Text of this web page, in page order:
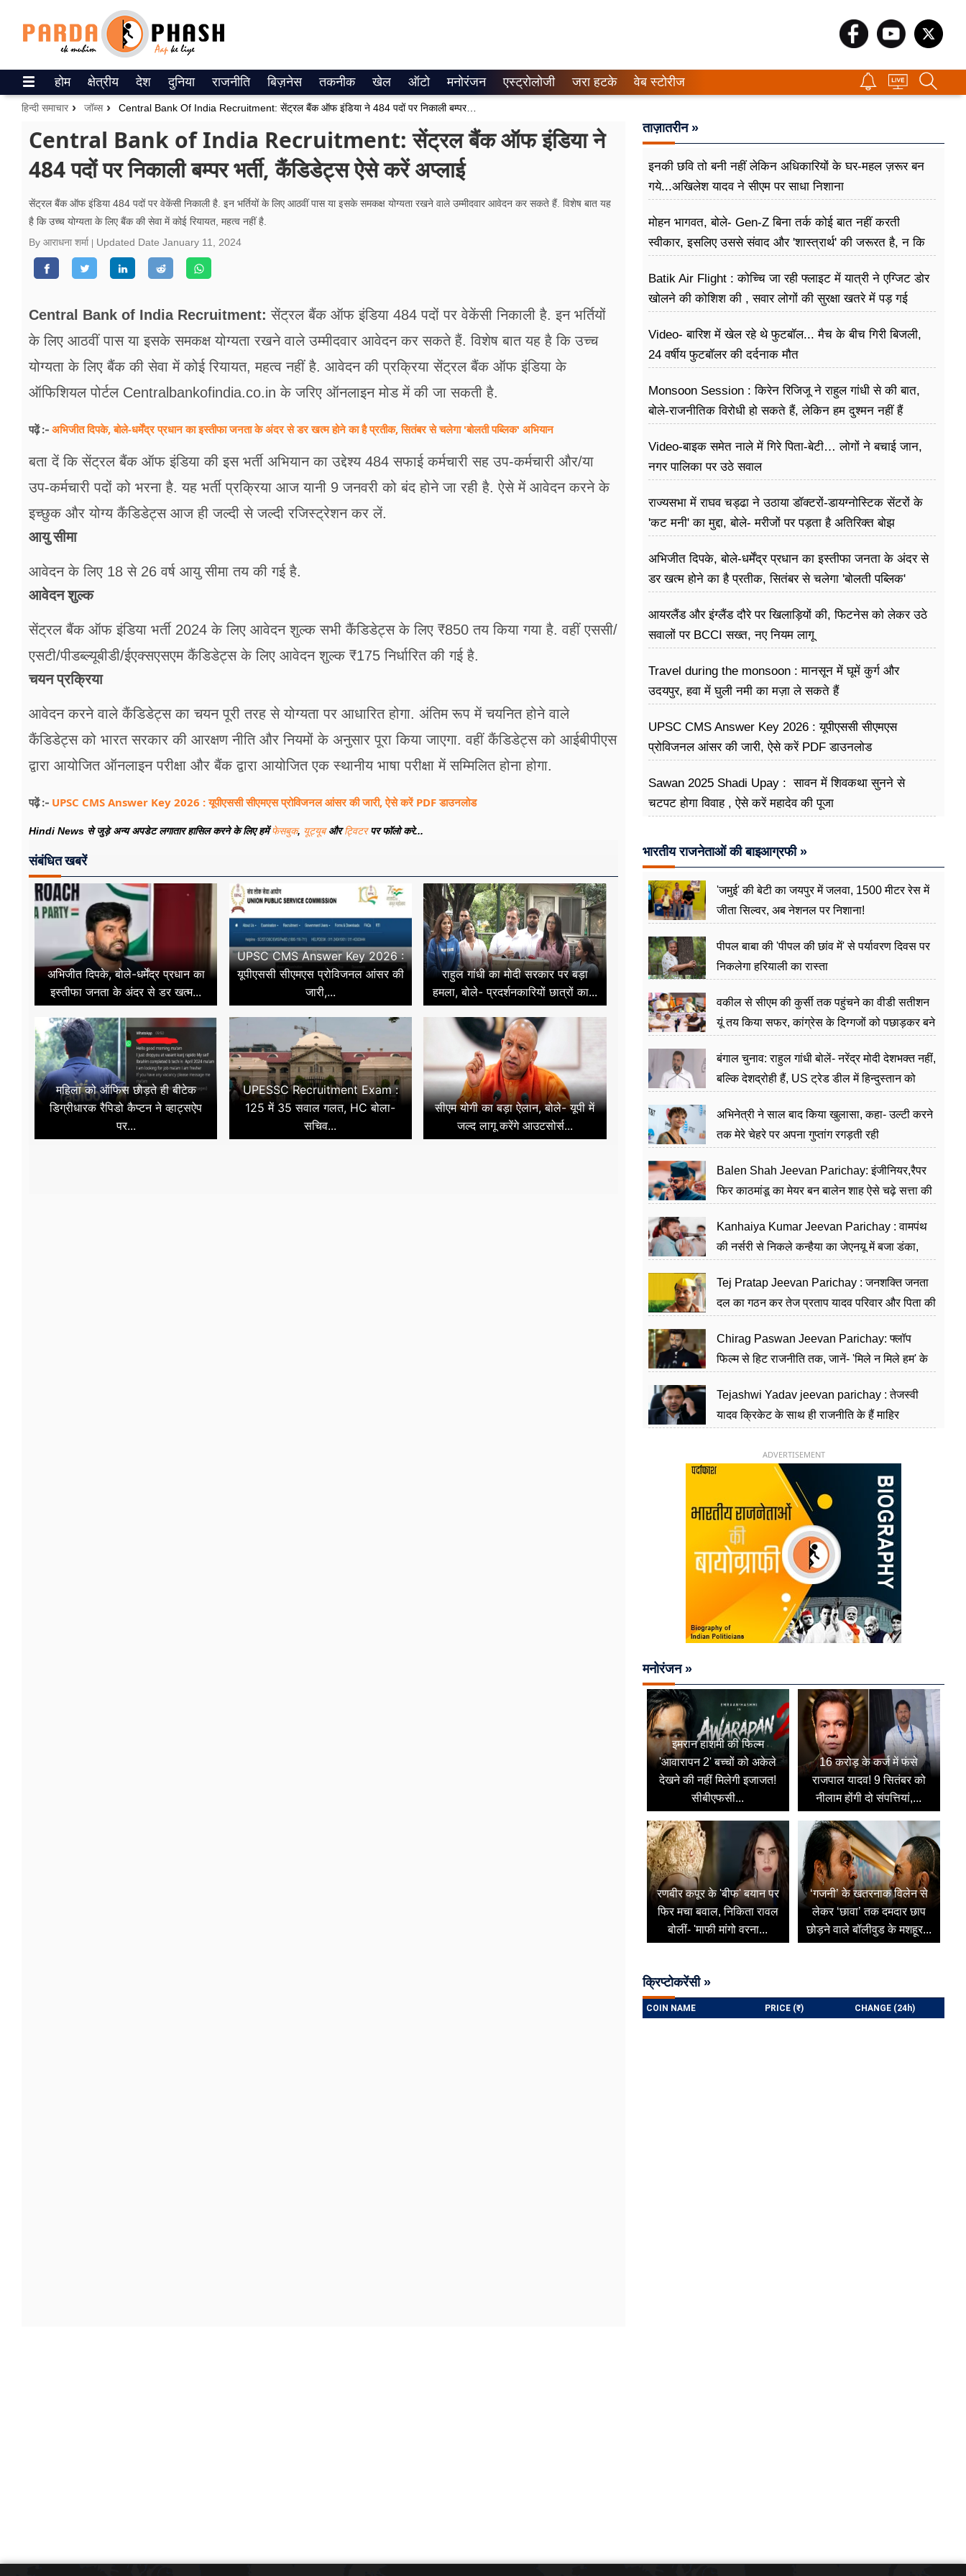
ePaper
वेब स्टोरीज
उत्तर प्रदेश
गैलरी
वीडियो
रिलेशनशिप
सेहत
ब्‍यूटी
जॉब्स
शिक्षा
अन्य खबरें
होम क्षेत्रीय देश दुनिया राजनीति बिज़नेस तकनीक खेल ऑटो मनोरंजन एस्ट्रोलोजी जरा हटके वेब स्टोरीज
हिन्दी समाचार जॉब्स Central Bank Of India Recruitment: सेंट्रल बैंक ऑफ इंडिया ने 484 पदों पर निकाली बम्पर भर्ती, कैंडिडेट्स ऐसे करें अप्लाई
Central Bank of India Recruitment: सेंट्रल बैंक ऑफ इंडिया ने
484 पदों पर निकाली बम्पर भर्ती, कैंडिडेट्स ऐसे करें अप्लाई
सेंट्रल बैंक ऑफ इंडिया 484 पदों पर वेकेंसी निकाली है. इन भर्तियों के लिए आठवीं पास या इसके समकक्ष योग्यता रखने वाले उम्मीदवार आवेदन कर सकते हैं. विशेष बात यह
है कि उच्च योग्यता के लिए बैंक की सेवा में कोई रियायत, महत्व नहीं है.
By आराधना शर्मा
Updated Date January 11, 2024
Central Bank of India Recruitment: सेंट्रल बैंक ऑफ इंडिया 484 पदों पर वेकेंसी निकाली है. इन भर्तियों
के लिए आठवीं पास या इसके समकक्ष योग्यता रखने वाले उम्मीदवार आवेदन कर सकते हैं. विशेष बात यह है कि उच्च
योग्यता के लिए बैंक की सेवा में कोई रियायत, महत्व नहीं है. आवेदन की प्रक्रिया सेंट्रल बैंक ऑफ इंडिया के
ऑफिशियल पोर्टल Centralbankofindia.co.in के जरिए ऑनलाइन मोड में की जा सकती है.
पढ़ें :- अभिजीत दिपके, बोले-धर्मेंद्र प्रधान का इस्तीफा जनता के अंदर से डर खत्म होने का है प्रतीक, सितंबर से चलेगा 'बोलती पब्लिक' अभियान
बता दें कि सेंट्रल बैंक ऑफ इंडिया की इस भर्ती अभियान का उद्देश्य 484 सफाई कर्मचारी सह उप-कर्मचारी और/या
उप-कर्मचारी पदों को भरना है. यह भर्ती प्रक्रिया आज यानी 9 जनवरी को बंद होने जा रही है. ऐसे में आवेदन करने के
इच्छुक और योग्य कैंडिडेट्स आज ही जल्दी से जल्दी रजिस्ट्रेशन कर लें.
आयु सीमा
आवेदन के लिए 18 से 26 वर्ष आयु सीमा तय की गई है.
आवेदन शुल्क
सेंट्रल बैंक ऑफ इंडिया भर्ती 2024 के लिए आवेदन शुल्क सभी कैंडिडेट्स के लिए ₹850 तय किया गया है. वहीं एससी/
एसटी/पीडब्ल्यूबीडी/ईएक्सएसएम कैंडिडेट्स के लिए आवेदन शुल्क ₹175 निर्धारित की गई है.
चयन प्रक्रिया
आवेदन करने वाले कैंडिडेट्स का चयन पूरी तरह से योग्यता पर आधारित होगा. अंतिम रूप में चयनित होने वाले
कैंडिडेट्स को भारत सरकार की आरक्षण नीति और नियमों के अनुसार पूरा किया जाएगा. वहीं कैंडिडेट्स को आईबीपीएस
द्वारा आयोजित ऑनलाइन परीक्षा और बैंक द्वारा आयोजित एक स्थानीय भाषा परीक्षा में सम्मिलित होना होगा.
पढ़ें :- UPSC CMS Answer Key 2026 : यूपीएससी सीएमएस प्रोविजनल आंसर की जारी, ऐसे करें PDF डाउनलोड
Hindi News से जुड़े अन्य अपडेट लगातार हासिल करने के लिए हमेंफेसबुक, यूट्यूबऔरट्विटरपर फॉलो करे...
संबंधित खबरें
अभिजीत दिपके, बोले-धर्मेंद्र प्रधान का
इस्तीफा जनता के अंदर से डर खत्म...
UPSC CMS Answer Key 2026 :
यूपीएससी सीएमएस प्रोविजनल आंसर की
जारी,...
राहुल गांधी का मोदी सरकार पर बड़ा
हमला, बोले- प्रदर्शनकारियों छात्रों का...
महिला को ऑफिस छोड़ते ही बीटेक
डिग्रीधारक रैपिडो कैप्टन ने व्हाट्सऐप
पर...
UPESSC Recruitment Exam :
125 में 35 सवाल गलत, HC बोला-
सचिव...
सीएम योगी का बड़ा ऐलान, बोले- यूपी में
जल्द लागू करेंगे आउटसोर्स...
ताज़ातरीन »
इनकी छवि तो बनी नहीं लेकिन अधिकारियों के घर-महल ज़रूर बन
गये...अखिलेश यादव ने सीएम पर साधा​ निशाना
मोहन भागवत, बोले- Gen-Z बिना तर्क कोई बात नहीं करती
स्वीकार, इसलिए उससे संवाद और 'शास्त्रार्थ' की जरूरत है, न कि
Batik Air Flight : कोच्चि जा रही फ्लाइट में यात्री ने एग्जिट डोर
खोलने की कोशिश की , सवार लोगों की सुरक्षा खतरे में पड़ गई
Video- बारिश में खेल रहे थे फुटबॉल... मैच के बीच गिरी बिजली,
24 वर्षीय फुटबॉलर की दर्दनाक मौत
Monsoon Session : किरेन रिजिजू ने राहुल गांधी से की बात,
बोले-राजनीतिक विरोधी हो सकते हैं, लेकिन हम दुश्मन नहीं हैं
Video-बाइक समेत नाले में गिरे पिता-बेटी… लोगों ने बचाई जान,
नगर पालिका पर उठे सवाल
राज्यसभा में राघव चड्ढा ने उठाया डॉक्टरों-डायग्नोस्टिक सेंटरों के
'कट मनी' का मुद्दा, बोले- मरीजों पर पड़ता है अ​तिरिक्त बोझ
अभिजीत दिपके, बोले-धर्मेंद्र प्रधान का इस्तीफा जनता के अंदर से
डर खत्म होने का है प्रतीक, सितंबर से चलेगा 'बोलती पब्लिक'
आयरलैंड और इंग्लैंड दौरे पर खिलाड़ियों की, फिटनेस को लेकर उठे
सवालों पर BCCI सख्त, नए नियम लागू
Travel during the monsoon : मानसून में घूमें कुर्ग और
उदयपुर, हवा में घुली नमी का मज़ा ले सकते हैं
UPSC CMS Answer Key 2026 : यूपीएससी सीएमएस
प्रोविजनल आंसर की जारी, ऐसे करें PDF डाउनलोड
Sawan 2025 Shadi Upay : सावन में शिवकथा सुनने से
चटपट होगा विवाह , ऐसे करें महादेव की पूजा
भारतीय राजनेताओं की बाइआग्रफी »
'जमुई' की बेटी का जयपुर में जलवा, 1500 मीटर रेस में
जीता सिल्वर, अब नेशनल पर निशाना!
पीपल बाबा की 'पीपल की छांव में' से पर्यावरण दिवस पर
निकलेगा हरियाली का रास्ता
वकील से सीएम की कुर्सी तक पहुंचने का वीडी सतीशन
यूं तय किया सफर, कांग्रेस के दिग्गजों को पछाड़कर बने
बंगाल चुनाव: राहुल गांधी बोलें- नरेंद्र मोदी देशभक्त नहीं,
बल्कि देशद्रोही हैं, US ट्रेड डील में हिन्दुस्तान को
अभिनेत्री ने साल बाद किया खुलासा, कहा- उल्टी करने
तक मेरे चेहरे पर अपना गुप्तांग रगड़ती रही
Balen Shah Jeevan Parichay: इंजीनियर,रैपर
फिर काठमांडू का मेयर बन बालेन शाह ऐसे चढ़े सत्ता की
Kanhaiya Kumar Jeevan Parichay : वामपंथ
की नर्सरी से निकले कन्हैया का जेएनयू में बजा डंका,
Tej Pratap Jeevan Parichay : जनशक्ति जनता
दल का गठन कर तेज प्रताप यादव परिवार और पिता की
Chirag Paswan Jeevan Parichay: फ्लॉप
फिल्म से हिट राजनीति तक, जानें- 'मिले न मिले हम' के
Tejashwi Yadav jeevan parichay : तेजस्वी
यादव क्रिकेट के साथ ही राजनीति के हैं माहिर
ADVERTISEMENT
मनोरंजन »
इमरान हाशमी की फिल्म
'आवारापन 2' बच्चों को अकेले
देखने की नहीं मिलेगी इजाजत!
सीबीएफसी...
16 करोड़ के कर्ज में फंसे
राजपाल यादव! 9 सितंबर को
नीलाम होंगी दो संपत्तियां,...
रणबीर कपूर के 'बीफ' बयान पर
फिर मचा बवाल, निकिता रावल
बोलीं- 'माफी मांगो वरना...
‘गजनी’ के खतरनाक विलेन से
लेकर ‘छावा’ तक दमदार छाप
छोड़ने वाले बॉलीवुड के मशहूर...
क्रिप्टोकरेंसी »